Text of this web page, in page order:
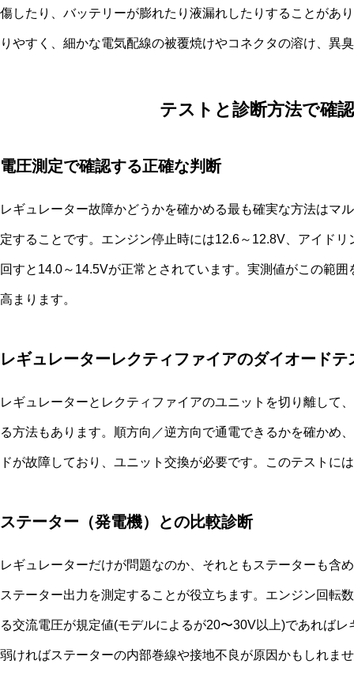
傷したり、バッテリーが膨れたり液漏れしたりすることがあ
りやすく、細かな電気配線の被覆焼けやコネクタの溶け、異
テストと診断方法で確
電圧測定で確認する正確な判断
レギュレーター故障かどうかを確かめる最も確実な方法はマ
定することです。エンジン停止時には12.6～12.8V、アイド
回すと14.0～14.5Vが正常とされています。実測値がこの範
高まります。
レギュレーターレクティファイアのダイオードテ
レギュレーターとレクティファイアのユニットを切り離して
る方法もあります。順方向／逆方向で通電できるかを確かめ
ドが故障しており、ユニット交換が必要です。このテストに
ステーター（発電機）との比較診断
レギュレーターだけが問題なのか、それともステーターも含
ステーター出力を測定することが役立ちます。エンジン回転
る交流電圧が規定値(モデルによるが20〜30V以上)であれば
弱ければステーターの内部巻線や接地不良が原因かもしれま